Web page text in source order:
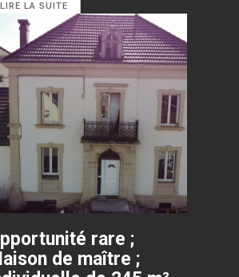
LIRE LA SUITE
rare ;
de maître ;